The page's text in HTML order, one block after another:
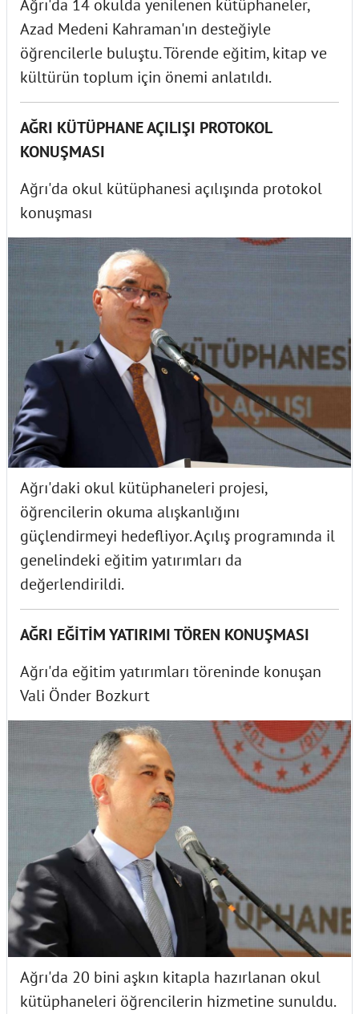
Ağrı'da 14 okulda yenilenen kütüphaneler,
Azad Medeni Kahraman'ın desteğiyle
öğrencilerle buluştu. Törende eğitim, kitap ve
kültürün toplum için önemi anlatıldı.
AĞRI KÜTÜPHANE AÇILIŞI PROTOKOL
KONUŞMASI
Ağrı'da okul kütüphanesi açılışında protokol
konuşması
Ağrı'daki okul kütüphaneleri projesi,
öğrencilerin okuma alışkanlığını
güçlendirmeyi hedefliyor. Açılış programında il
genelindeki eğitim yatırımları da
değerlendirildi.
AĞRI EĞİTİM YATIRIMI TÖREN KONUŞMASI
Ağrı'da eğitim yatırımları töreninde konuşan
Vali Önder Bozkurt
Ağrı'da 20 bini aşkın kitapla hazırlanan okul
kütüphaneleri öğrencilerin hizmetine sunuldu.